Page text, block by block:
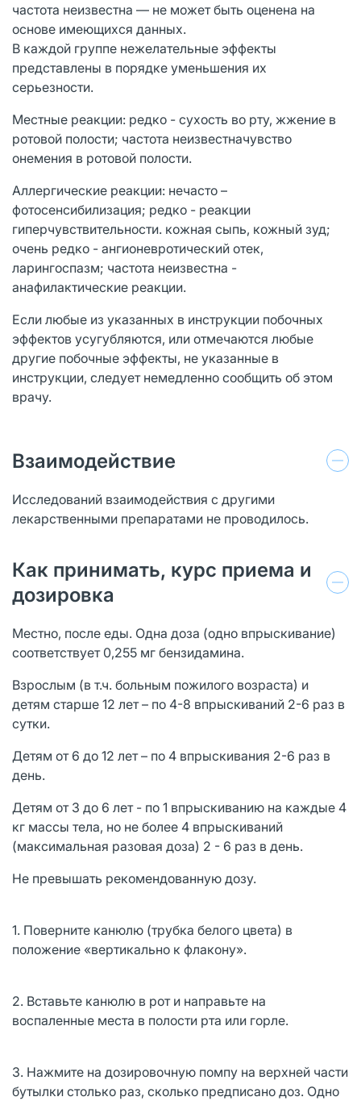
частота неизвестна — не может быть оценена на
основе имеющихся данных.
В каждой группе нежелательные эффекты
представлены в порядке уменьшения их
серьезности.
Местные реакции: редко - сухость во рту, жжение в
ротовой полости; частота неизвестначувство
онемения в ротовой полости.
Аллергические реакции: нечасто –
фотосенсибилизация; редко - реакции
гиперчувствительности. кожная сыпь, кожный зуд;
очень редко - ангионевротический отек,
ларингоспазм; частота неизвестна -
анафилактические реакции.
Если любые из указанных в инструкции побочных
эффектов усугубляются, или отмечаются любые
другие побочные эффекты, не указанные в
инструкции, следует немедленно сообщить об этом
врачу.
Взаимодействие
Исследований взаимодействия с другими
лекарственными препаратами не проводилось.
Как принимать, курс приема и
дозировка
Местно, после еды. Одна доза (одно впрыскивание)
соответствует 0,255 мг бензидамина.
Взрослым (в т.ч. больным пожилого возраста) и
детям старше 12 лет – по 4-8 впрыскиваний 2-6 раз в
сутки.
Детям от 6 до 12 лет – по 4 впрыскивания 2-6 раз в
день.
Детям от 3 до 6 лет - по 1 впрыскиванию на каждые 4
кг массы тела, но не более 4 впрыскиваний
(максимальная разовая доза) 2 - 6 раз в день.
Не превышать рекомендованную дозу.
1. Поверните канюлю (трубка белого цвета) в
положение «вертикально к флакону».
2. Вставьте канюлю в рот и направьте на
воспаленные места в полости рта или горле.
3. Нажмите на дозировочную помпу на верхней части
бутылки столько раз, сколько предписано доз. Одно